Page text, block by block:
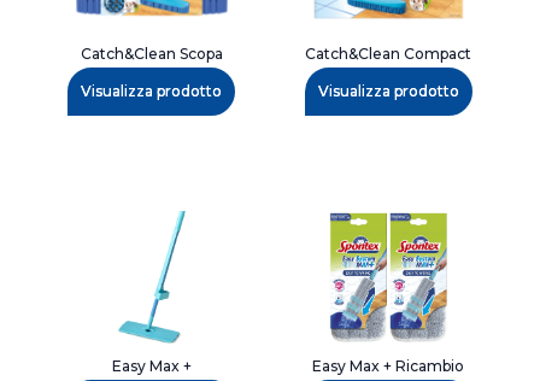
Catch&Clean Scopa
Visualizza prodotto
Catch&Clean Compact
Visualizza prodotto
Easy Max + Easy Max + Ricambio